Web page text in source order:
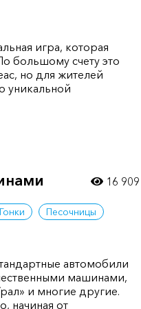
игра, которая
большому счету это
но для жителей
уникальной
Гонки Песочницы
автомобили
машинами,
и многие другие.
начиная от
16 909